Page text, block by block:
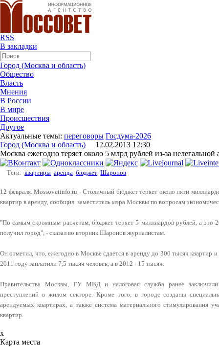
RSS
В закладки
Город (Москва и область)
Общество
Власть
Мнения
В России
В мире
Происшествия
Другое
Актуальные темы: переговоры Госдума-2026
Город (Москва и область) 12.02.2013 12:30
Москва ежегодно теряет около 5 млрд рублей из-за нелегальной
Теги: квартиры аренда бюджет Шаронов
12 февраля. Mossovetinfo.ru - Столичный бюджет теряет около пяти
квартир в аренду, сообщил заместитель мэра Москвы по вопросам
"По самым скромным расчетам, бюджет теряет 5 миллиардов рублей, а это
получил город", - сказал во вторник Шаронов журналистам.
Он отметил, что, ежегодно в Москве сдается в аренду до 300 тысяч квартир
2011 году заплатили 7,5 тысяч человек, а в 2012 - 15 тысяч.
Правительства Москвы, ГУ МВД и налоговая служба ранее заключили
преступлений в жилом секторе. Кроме того, в городе созданы
арендуемых квартирах, а также система материального стимулирования
квартир.
x
Карта места